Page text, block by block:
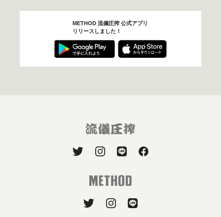
METHOD 流儀圧搾 公式アプリ
リリースしました！